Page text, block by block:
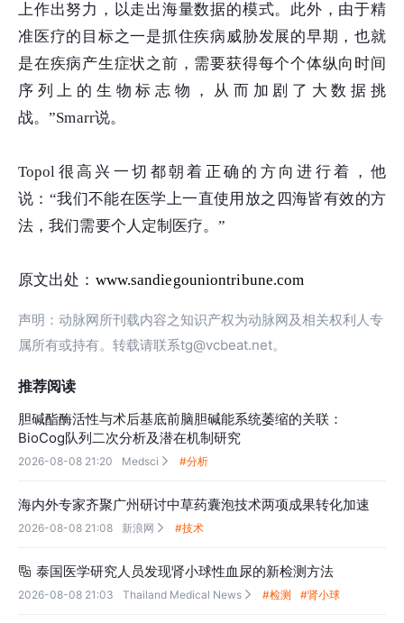
上作出努力，以走出海量数据的模式。此外，由于精
准医疗的目标之一是抓住疾病威胁发展的早期，也就
是在疾病产生症状之前，需要获得每个个体纵向时间
序列上的生物标志物，从而加剧了大数据挑
战。”Smarr说。
Topol 很高兴一切都朝着正确的方向进行着，他
说：“我们不能在医学上一直使用放之四海皆有效的方
法，我们需要个人定制医疗。”
原文出处： www.sandiegouniontribune.com
声明：动脉网所刊载内容之知识产权为动脉网及相关权利人专
属所有或持有。转载请联系tg@vcbeat.net。
推荐阅读
胆碱酯酶活性与术后基底前脑胆碱能系统萎缩的关联：
BioCog队列二次分析及潜在机制研究
2026-08-08 21:20 Medsci  #分析
海内外专家齐聚广州研讨中草药囊泡技术两项成果转化加速
2026-08-08 21:08 新浪网  #技术
 泰国医学研究人员发现肾小球性血尿的新检测方法
2026-08-08 21:03 Thailand Medical News  #检测 #肾小球